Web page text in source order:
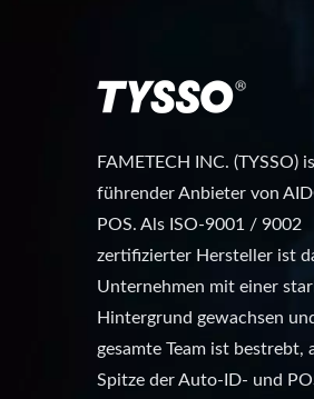
FAMETECH INC. (TYSSO)
führender Anbieter von
POS. Als ISO-9001 / 9002
zertifizierter Hersteller ist
Unternehmen mit einer
Hintergrund gewachsen
gesamte Team ist bestrebt,
Spitze der Auto-ID- und